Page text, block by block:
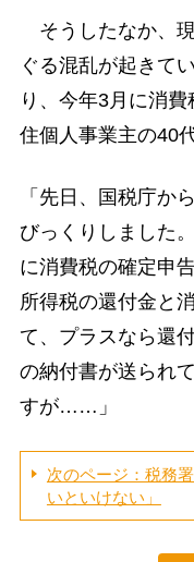
そうしたなか、
ぐる混乱が起きて
り、今年3月に消
住個人事業主の40
「先日、国税庁か
びっくりしました
に消費税の確定申
所得税の還付金と
て、プラスなら還
の納付書が送られ
すが……」
次のページ：税務
いといけない」